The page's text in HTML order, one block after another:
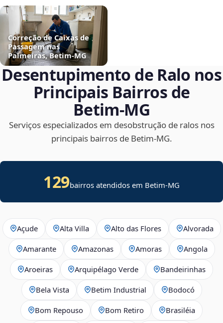
Correção de Caixas de
Passagem nas
Palmeiras, Betim‑MG
Desentupimento de Ralo nos
Principais Bairros de
Betim‑MG
Serviços especializados em desobstrução de ralos nos
principais bairros de Betim‑MG.
129bairros atendidos em Betim-MG
Açude Alta Villa Alto das Flores Alvorada
Amarante Amazonas Amoras Angola
Aroeiras Arquipélago Verde Bandeirinhas
Bela Vista Betim Industrial Bodocó
Bom Repouso Bom Retiro Brasiléia